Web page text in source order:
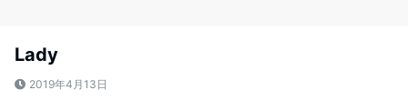
Lady
2019年4月13日